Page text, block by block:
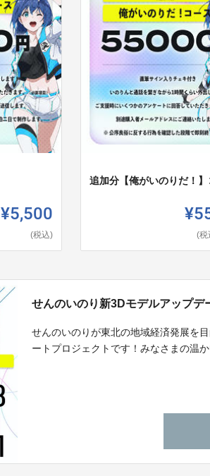
¥5,500
(税込)
追加分【俺がいのりだ！】
(税
せんのいのり新3Dモデルアップデ
せんのいのりが東北の地域経済発展を
ートプロジェクトです！みなさまの温